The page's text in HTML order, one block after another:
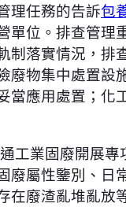
理任務的告訴包
單位。排查管理
落實情況，
物集中處置設
應用處置；
工業固廢開展
屬性鑒別、日
廢渣亂堆亂放